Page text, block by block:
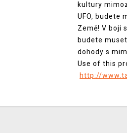
kultury
UFO, budete
Země! V boji
budete
dohody s
Use of this
http://